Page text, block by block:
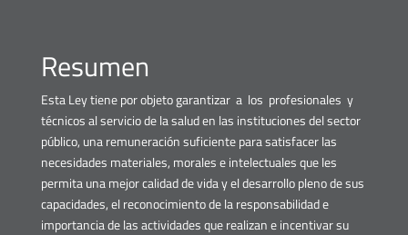
Resumen
Esta Ley tiene por objeto garantizar a los profesionales y
técnicos al servicio de la salud en las instituciones del sector
público, una remuneración suficiente para satisfacer las
necesidades materiales, morales e intelectuales que les
permita una mejor calidad de vida y el desarrollo pleno de sus
capacidades, el reconocimiento de la responsabilidad e
importancia de las actividades que realizan e incentivar su